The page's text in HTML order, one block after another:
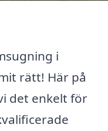
i
rätt! Här på
det enkelt för